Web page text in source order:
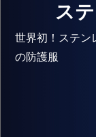
ス
世界初！ステン
の防護服